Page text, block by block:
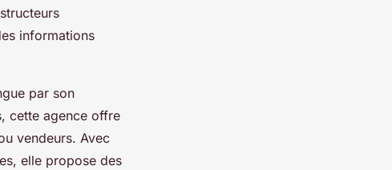
informations
par son
cette agence offre
vendeurs. Avec
elle propose des